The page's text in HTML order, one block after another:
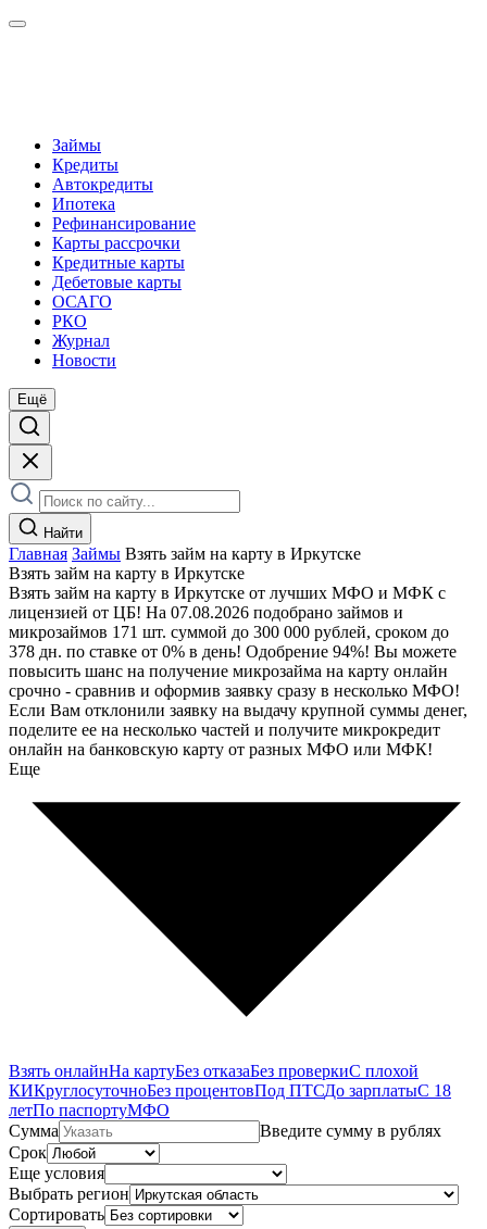
Займы
Кредиты
Автокредиты
Ипотека
Рефинансирование
Карты рассрочки
Кредитные карты
Дебетовые карты
ОСАГО
РКО
Журнал
Новости
Ещё
Найти
Главная Займы Взять займ на карту в Иркутске
Взять займ на карту в Иркутске
Взять займ на карту в Иркутске от лучших МФО и МФК с
лицензией от ЦБ! На 07.08.2026 подобрано займов и
микрозаймов 171 шт. суммой до 300 000 рублей, сроком до
378 дн. по ставке от 0% в день! Одобрение 94%! Вы можете
повысить шанс на получение микрозайма на карту онлайн
срочно - сравнив и оформив заявку сразу в несколько МФО!
Если Вам отклонили заявку на выдачу крупной суммы денег,
поделите ее на несколько частей и получите микрокредит
онлайн на банковскую карту от разных МФО или МФК!
Еще
Взять онлайнНа картуБез отказаБез проверкиС плохой
КИКруглосуточноБез процентовПод ПТСДо зарплатыС 18
летПо паспортуМФО
Сумма
Введите сумму в рублях
Срок
Еще условия
Выбрать регион
Сортировать